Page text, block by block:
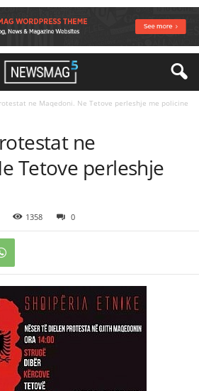
ne Maqedoni. Ne Tetove perleshje me policine
ne
Tetove perleshje
1358 0